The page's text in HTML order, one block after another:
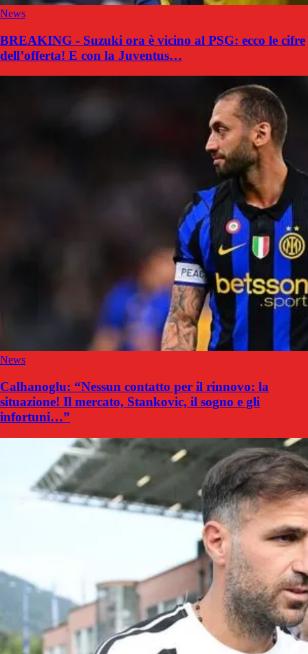
News
BREAKING - Suzuki ora è vicino al PSG: ecco le cifre
dell’offerta! E con la Juventus…
News
Calhanoglu: “Nessun contatto per il rinnovo: la
situazione! Il mercato, Stankovic, il sogno e gli
infortuni…”